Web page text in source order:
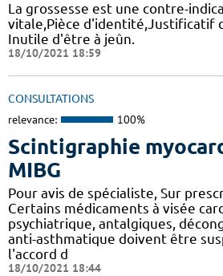
La grossesse est une contre-
vitale,Pièce d'identité,Justificatif
Inutile d'être à jeûn.
18/10/2021 18:59
CONSULTATIONS
relevance: 100%
Scintigraphie
MIBG
Pour avis de spécialiste, Sur
Certains médicaments à visée
psychiatrique, antalgiques,
anti-asthmatique doivent être
l'accord d
18/10/2021 18:44